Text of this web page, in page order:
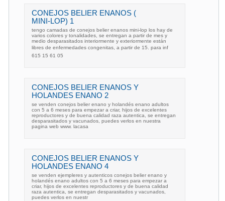
CONEJOS BELIER ENANOS (
MINI-LOP) 1
tengo camadas de conejos belier enanos mini-lop los hay de
varios colores y tonalidades, se entregan a partir de mes y
medio desparasitados interiormente y exteriormente están
libres de enfermedades congenitas, a partir de 15. para inf
615 15 61 05
CONEJOS BELIER ENANOS Y
HOLANDES ENANO 2
se venden conejos belier enano y holandés enano adultos
con 5 a 6 meses para empezar a criar, hijos de excelentes
reproductores y de buena calidad raza autentica, se entregan
desparasitados y vacunados, puedes verlos en nuestra
pagina web www. lacasa
CONEJOS BELIER ENANOS Y
HOLANDES ENANO 4
se venden ejempleres y autenticos conejos belier enano y
holandés enano adultos con 5 a 6 meses para empezar a
criar, hijos de excelentes reproductores y de buena calidad
raza autentica, se entregan desparasitados y vacunados,
puedes verlos en nuestr